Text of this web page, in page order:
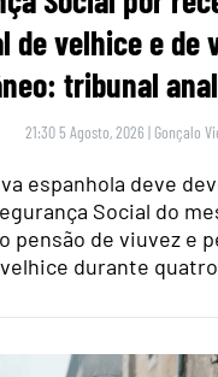
de velhice e de
tribunal
21:30 5 Agosto, 2026 | Gonçalo
espanhola deve
Social do
pensão de viuvez e
velhice durante